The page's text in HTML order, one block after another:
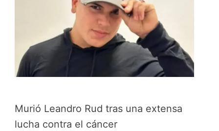
Murió Leandro Rud tras una extensa
lucha contra el cáncer